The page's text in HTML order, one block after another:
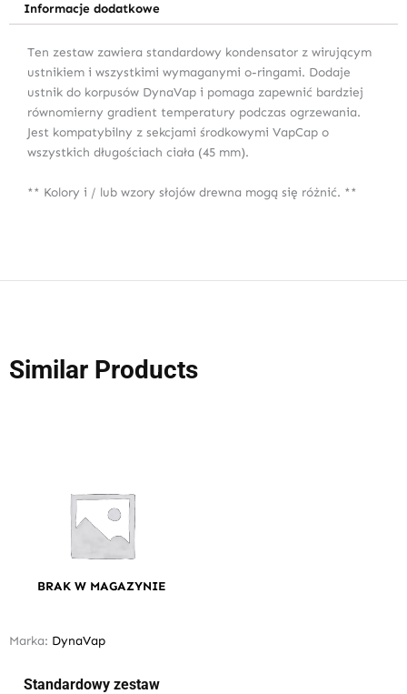
Informacje dodatkowe
Ten zestaw zawiera standardowy kondensator z wirującym
ustnikiem i wszystkimi wymaganymi o-ringami. Dodaje
ustnik do korpusów DynaVap i pomaga zapewnić bardziej
równomierny gradient temperatury podczas ogrzewania.
Jest kompatybilny z sekcjami środkowymi VapCap o
wszystkich długościach ciała (45 mm).
** Kolory i / lub wzory słojów drewna mogą się różnić. **
Similar Products
BRAK W MAGAZYNIE
Marka: DynaVap
Standardowy zestaw